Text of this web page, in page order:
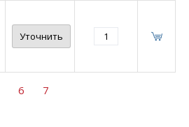
Уточнить
6 7